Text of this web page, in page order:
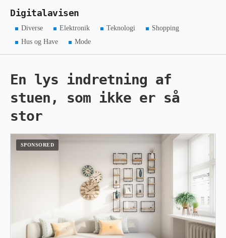
Digitalavisen
Diverse Elektronik Teknologi
Shopping
Hus og Have
Mode
En lys indretning af
stuen, som ikke er så
stor